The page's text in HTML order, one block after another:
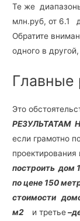
Те же
млн.руб, от 6.1
Обратите
одного в
Главные
Это
РЕЗУЛЬТАТАМ
если грамотно
построить дом
по цене 150
стоимости
м2
и третье